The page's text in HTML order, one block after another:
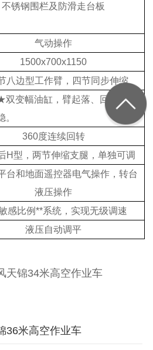
不锈钢围栏及防滑走台板
气动操作
1500x700x1150
八边型工作臂，四节同步伸缩
双变幅油缸，臂起落、回转更平
。
360度连续回转
H型，两节伸缩支腿，单独可调
台和地面遥控器电气操作，转台
液压操作
感比例**系统，实现无级调速
液压自动调平
36米高空作业车